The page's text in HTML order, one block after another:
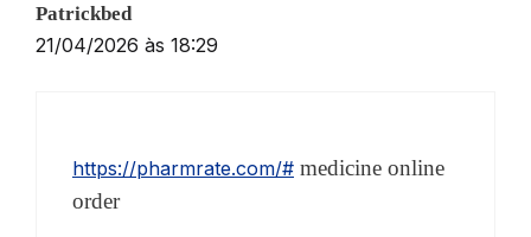
Patrickbed
21/04/2026 às 18:29
https://pharmrate.com/# medicine online
order